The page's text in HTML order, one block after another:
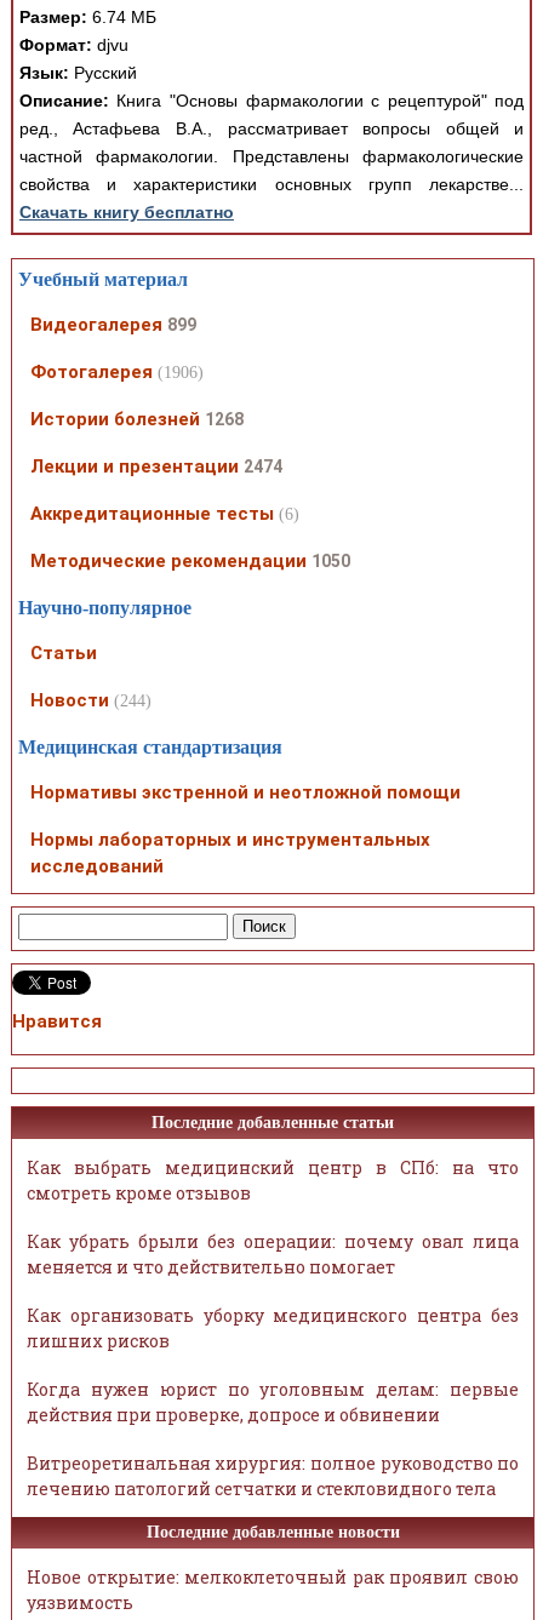
Размер: 6.74 МБ
Формат: djvu
Язык: Русский
Описание: Книга "Основы фармакологии с рецептурой" под
ред., Астафьева В.А., рассматривает вопросы общей и
частной фармакологии. Представлены фармакологические
свойства и характеристики основных групп лекарстве...
Скачать книгу бесплатно
Учебный материал
Видеогалерея 899
Фотогалерея (1906)
Истории болезней 1268
Лекции и презентации 2474
Аккредитационные тесты (6)
Методические рекомендации 1050
Научно-популярное
Статьи
Новости (244)
Медицинская стандартизация
Нормативы экстренной и неотложной помощи
Нормы лабораторных и инструментальных
исследований
Нравится
Последние добавленные статьи
Как выбрать медицинский центр в СПб: на что
смотреть кроме отзывов
Как убрать брыли без операции: почему овал лица
меняется и что действительно помогает
Как организовать уборку медицинского центра без
лишних рисков
Когда нужен юрист по уголовным делам: первые
действия при проверке, допросе и обвинении
Витреоретинальная хирургия: полное руководство по
лечению патологий сетчатки и стекловидного тела
Последние добавленные новости
Новое открытие: мелкоклеточный рак проявил свою
уязвимость